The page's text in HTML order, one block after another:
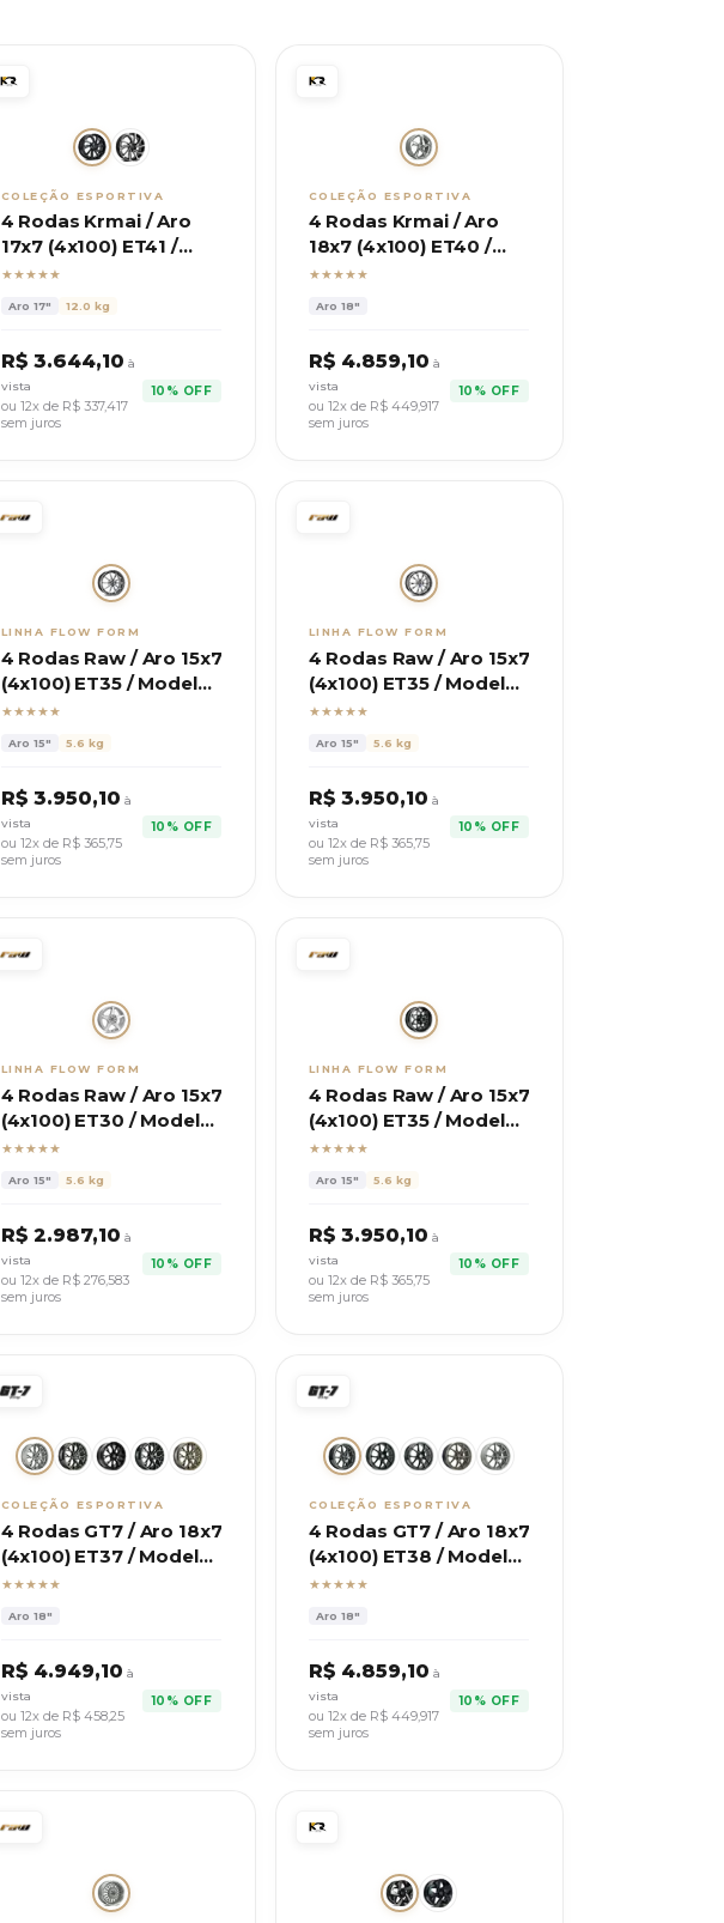
COLEÇÃO ESPORTIVA
4 Rodas Krmai / Aro
17x7 (4x100) ET41 /
Modelo S62 Turbo
★★★★★
Aro 17" 12.0 kg
R$ 3.644,10 à
vista
ou 12x de R$ 337,417
sem juros
10% OFF
COLEÇÃO ESPORTIVA
4 Rodas Krmai / Aro
18x7 (4x100) ET40 /
Modelo F5 RS3
★★★★★
Aro 18"
R$ 4.859,10 à
vista
ou 12x de R$ 449,917
sem juros
10% OFF
LINHA FLOW FORM
4 Rodas Raw / Aro 15x7
(4x100) ET35 / Modelo
Sector
★★★★★
Aro 15" 5.6 kg
R$ 3.950,10 à
vista
ou 12x de R$ 365,75
sem juros
10% OFF
LINHA FLOW FORM
4 Rodas Raw / Aro 15x7
(4x100) ET35 / Modelo
Matrix
★★★★★
Aro 15" 5.6 kg
R$ 3.950,10 à
vista
ou 12x de R$ 365,75
sem juros
10% OFF
LINHA FLOW FORM
4 Rodas Raw / Aro 15x7
(4x100) ET30 / Modelo
Evo
★★★★★
Aro 15" 5.6 kg
R$ 2.987,10 à
vista
ou 12x de R$ 276,583
sem juros
10% OFF
LINHA FLOW FORM
4 Rodas Raw / Aro 15x7
(4x100) ET35 / Modelo
Eight
★★★★★
Aro 15" 5.6 kg
R$ 3.950,10 à
vista
ou 12x de R$ 365,75
sem juros
10% OFF
COLEÇÃO ESPORTIVA
4 Rodas GT7 / Aro 18x7
(4x100) ET37 / Modelo
GT Sport
★★★★★
Aro 18"
R$ 4.949,10 à
vista
ou 12x de R$ 458,25
sem juros
10% OFF
COLEÇÃO ESPORTIVA
4 Rodas GT7 / Aro 18x7
(4x100) ET38 / Modelo
CI-R
★★★★★
Aro 18"
R$ 4.859,10 à
vista
ou 12x de R$ 449,917
sem juros
10% OFF